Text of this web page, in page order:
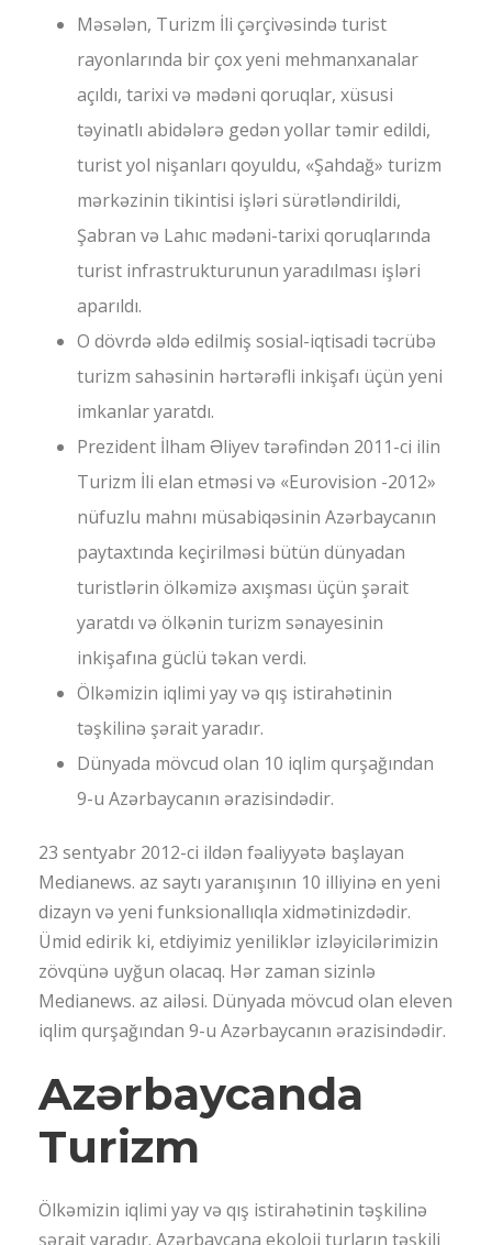
Məsələn, Turizm İli çərçivəsində turist
rayonlarında bir çox yeni mehmanxanalar
açıldı, tarixi və mədəni qoruqlar, xüsusi
təyinatlı abidələrə gedən yollar təmir edildi,
turist yol nişanları qoyuldu, «Şahdağ» turizm
mərkəzinin tikintisi işləri sürətləndirildi,
Şabran və Lahıc mədəni-tarixi qoruqlarında
turist infrastrukturunun yaradılması işləri
aparıldı.
O dövrdə əldə edilmiş sosial-iqtisadi təcrübə
turizm sahəsinin hərtərəfli inkişafı üçün yeni
imkanlar yaratdı.
Prezident İlham Əliyev tərəfindən 2011-ci ilin
Turizm İli elan etməsi və «Eurovision -2012»
nüfuzlu mahnı müsabiqəsinin Azərbaycanın
paytaxtında keçirilməsi bütün dünyadan
turistlərin ölkəmizə axışması üçün şərait
yaratdı və ölkənin turizm sənayesinin
inkişafına güclü təkan verdi.
Ölkəmizin iqlimi yay və qış istirahətinin
təşkilinə şərait yaradır.
Dünyada mövcud olan 10 iqlim qurşağından
9-u Azərbaycanın ərazisindədir.
23 sentyabr 2012-ci ildən fəaliyyətə başlayan
Medianews. az saytı yaranışının 10 illiyinə en yeni
dizayn və yeni funksionallıqla xidmətinizdədir.
Ümid edirik ki, etdiyimiz yeniliklər izləyicilərimizin
zövqünə uyğun olacaq. Hər zaman sizinlə
Medianews. az ailəsi. Dünyada mövcud olan eleven
iqlim qurşağından 9-u Azərbaycanın ərazisindədir.
Azərbaycanda
Turizm
Ölkəmizin iqlimi yay və qış istirahətinin təşkilinə
şərait yaradır. Azərbaycana ekoloji turların təşkili